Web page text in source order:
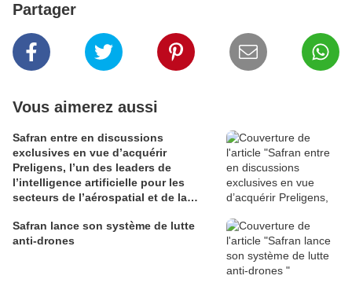
Partager
Vous aimerez aussi
Safran entre en discussions
exclusives en vue d’acquérir
Preligens, l’un des leaders de
l’intelligence artificielle pour les
secteurs de l’aérospatial et de la
Safran lance son système de lutte
anti-drones